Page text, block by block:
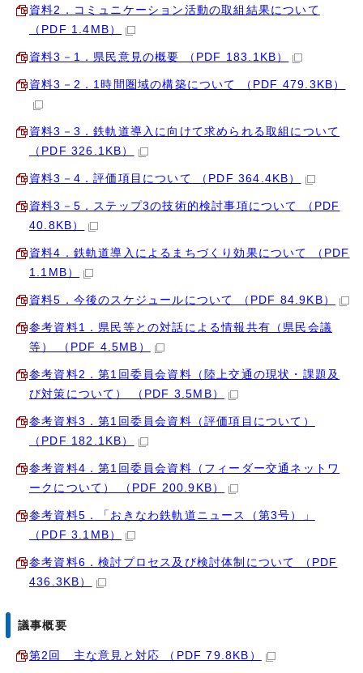
資料2．コミュニケーション活動の取組結果について
（PDF 1.4MB）
資料3－1．県民意見の概要 （PDF 183.1KB）
資料3－2．1時間圏域の構築について （PDF 479.3KB）
資料3－3．鉄軌道導入に向けて求められる取組について
（PDF 326.1KB）
資料3－4．評価項目について （PDF 364.4KB）
資料3－5．ステップ3の技術的検討事項について （PDF
40.8KB）
資料4．鉄軌道導入によるまちづくり効果について （PDF
1.1MB）
資料5．今後のスケジュールについて （PDF 84.9KB）
参考資料1．県民等との対話による情報共有（県民会議
等） （PDF 4.5MB）
参考資料2．第1回委員会資料（陸上交通の現状・課題及
び対策について） （PDF 3.5MB）
参考資料3．第1回委員会資料（評価項目について）
（PDF 182.1KB）
参考資料4．第1回委員会資料（フィーダー交通ネットワ
ークについて） （PDF 200.9KB）
参考資料5．「おきなわ鉄軌道ニュース（第3号）」
（PDF 3.1MB）
参考資料6．検討プロセス及び検討体制について （PDF
436.3KB）
議事概要
第2回 主な意見と対応 （PDF 79.8KB）